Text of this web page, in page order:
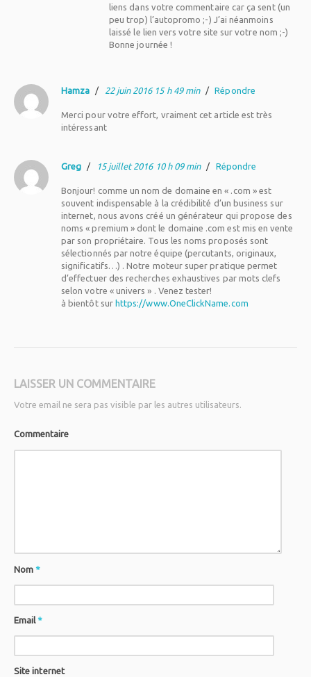
liens dans votre commentaire car ça sent (un
peu trop) l’autopromo ;-) J’ai néanmoins
laissé le lien vers votre site sur votre nom ;-)
Bonne journée !
Hamza / 22 juin 2016 15 h 49 min / Répondre
Merci pour votre effort, vraiment cet article est très
intéressant
Greg / 15 juillet 2016 10 h 09 min / Répondre
Bonjour! comme un nom de domaine en « .com » est
souvent indispensable à la crédibilité d’un business sur
internet, nous avons créé un générateur qui propose des
noms « premium » dont le domaine .com est mis en vente
par son propriétaire. Tous les noms proposés sont
sélectionnés par notre équipe (percutants, originaux,
significatifs…) . Notre moteur super pratique permet
d’effectuer des recherches exhaustives par mots clefs
selon votre « univers » . Venez tester!
à bientôt sur https://www.OneClickName.com
LAISSER UN COMMENTAIRE
Votre email ne sera pas visible par les autres utilisateurs.
Commentaire
Nom*
Email*
Site internet